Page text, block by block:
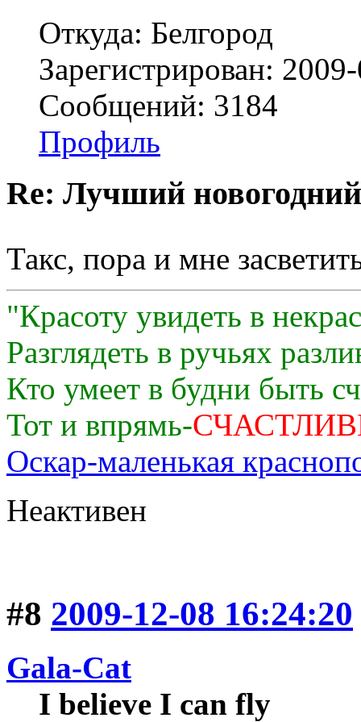
Откуда: Белгород
Зарегистрирован:
Сообщений: 3184
Профиль
Re: Лучший
Такс, пора и мне
"Красоту увидеть в
Разглядеть в ручьях
Кто умеет в будни быть
Тот и впрямь-
Оскар-маленькая
Неактивен
#8 2009-12-08 16:24:20
Gala-Cat
I believe I can fly